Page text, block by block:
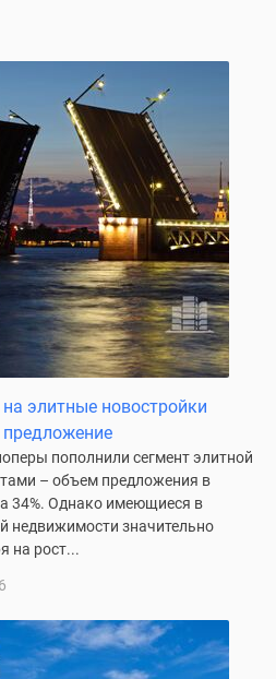
элитные новостройки
пополнили сегмент элитной
– объем предложения в
34%. Однако имеющиеся в
недвижимости значительно
на рост...